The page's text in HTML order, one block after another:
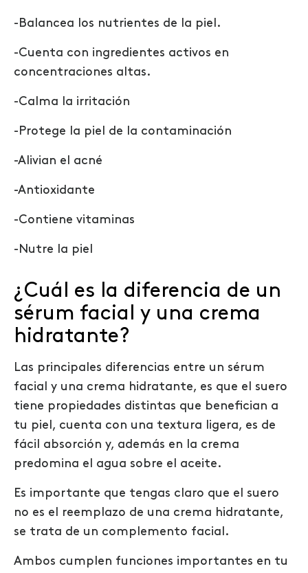
-Balancea los nutrientes de la piel.
-Cuenta con ingredientes activos en
concentraciones altas.
-Calma la irritación
-Protege la piel de la contaminación
-Alivian el acné
-Antioxidante
-Contiene vitaminas
-Nutre la piel
¿Cuál es la diferencia de un
sérum facial y una crema
hidratante?
Las principales diferencias entre un sérum
facial y una crema hidratante, es que el suero
tiene propiedades distintas que benefician a
tu piel, cuenta con una textura ligera, es de
fácil absorción y, además en la crema
predomina el agua sobre el aceite.
Es importante que tengas claro que el suero
no es el reemplazo de una crema hidratante,
se trata de un complemento facial.
Ambos cumplen funciones importantes en tu